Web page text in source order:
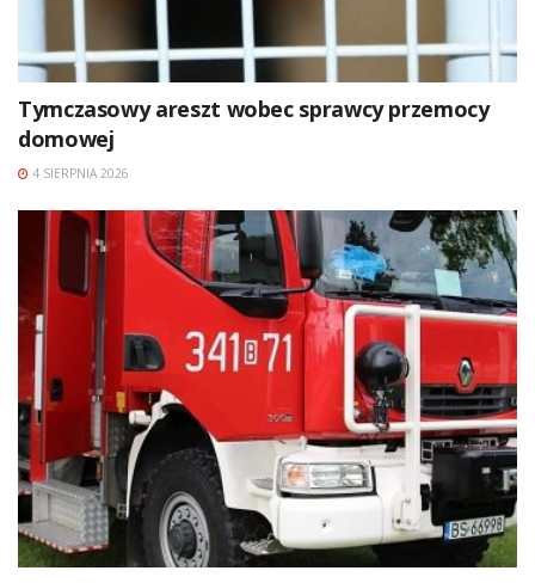
Tymczasowy areszt wobec sprawcy przemocy
domowej
4 SIERPNIA 2026